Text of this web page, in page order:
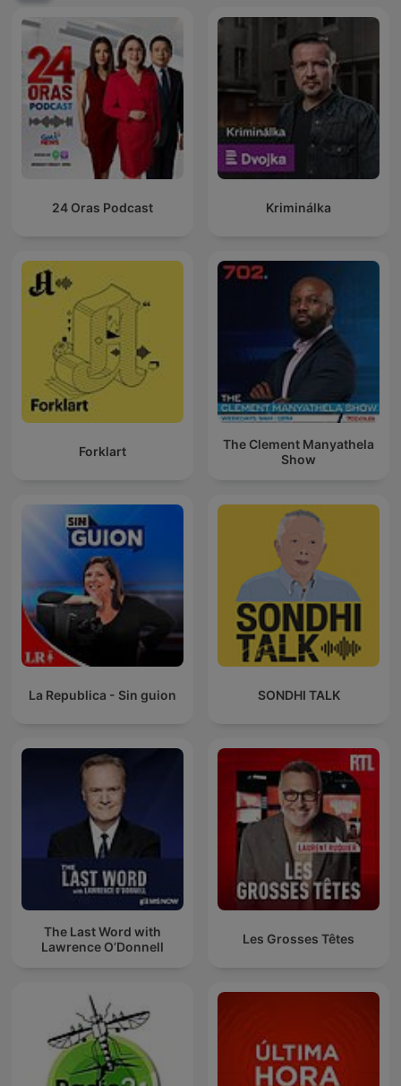
24 Oras Podcast Kriminálka
Forklart
The Clement Manyathela
Show
La Republica - Sin guion SONDHI TALK
The Last Word with
Lawrence O’Donnell
Les Grosses Têtes